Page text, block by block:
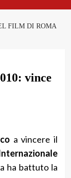
FILM DI ROMA
vince
a vincere il
ha battuto la